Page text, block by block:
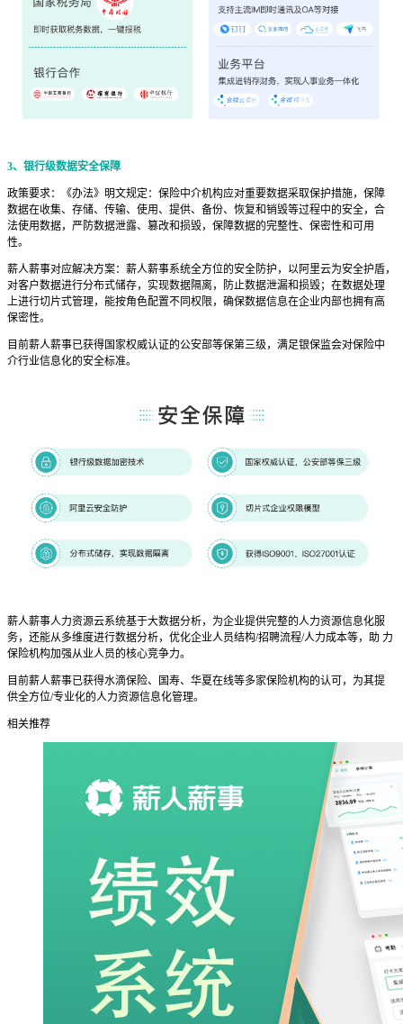
3、银行级数据安全保障
政策要求：《办法》明文规定：保险中介机构应对重要数据采取保护措施，保障
数据在收集、存储、传输、使用、提供、备份、恢复和销毁等过程中的安全，合
法使用数据，严防数据泄露、篡改和损毁，保障数据的完整性、保密性和可用
性。
薪人薪事对应解决方案：薪人薪事系统全方位的安全防护，以阿里云为安全护盾，
对客户数据进行分布式储存，实现数据隔离，防止数据泄漏和损毁；在数据处理
上进行切片式管理，能按角色配置不同权限，确保数据信息在企业内部也拥有高
保密性。
目前薪人薪事已获得国家权威认证的公安部等保第三级，满足银保监会对保险中
介行业信息化的安全标准。
薪人薪事人力资源云系统基于大数据分析，为企业提供完整的人力资源信息化服
务，还能从多维度进行数据分析，优化企业人员结构/招聘流程/人力成本等，助 力
保险机构加强从业人员的核心竞争力。
目前薪人薪事已获得水滴保险、国寿、华夏在线等多家保险机构的认可，为其提
供全方位/专业化的人力资源信息化管理。
相关推荐